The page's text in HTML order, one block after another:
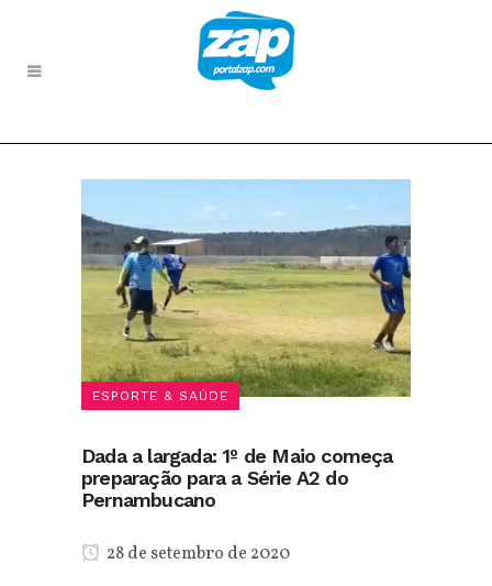
ESPORTE & SAÚDE
Dada a largada: 1º de Maio começa
preparação para a Série A2 do
Pernambucano
28 de setembro de 2020